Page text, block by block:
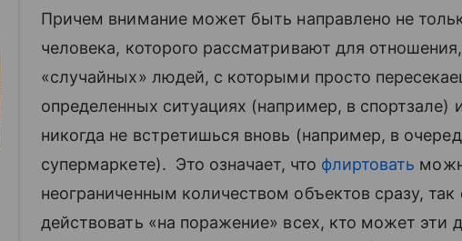
Причем внимание может быть направлено не
человека, которого рассматривают для
«случайных» людей, с которыми просто
определенных ситуациях (например, в спортзале)
никогда не встретишься вновь (например, в
супермаркете). Это означает, что флиртовать
неограниченным количеством объектов сразу, так
действовать «на поражение» всех, кто может эти